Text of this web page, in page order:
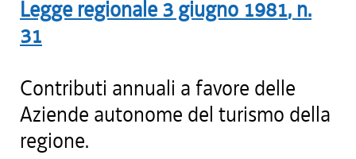
Legge regionale 3 giugno 1981, n.
31
Contributi annuali a favore delle
Aziende autonome del turismo della
regione.